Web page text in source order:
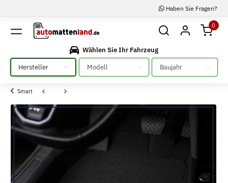
Haben Sie Fragen?
0
Wählen Sie Ihr Fahrzeug
Bitte auswählen
Bitte auswählen Bitte auswählen
Smart